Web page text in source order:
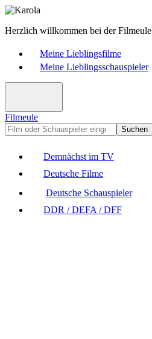
Herzlich willkommen bei der Filmeule
Meine Lieblingsfilme
Meine Lieblingsschauspieler
Filmeule
Suchen
Demnächst im TV
Deutsche Filme
Deutsche Schauspieler
DDR / DEFA / DFF